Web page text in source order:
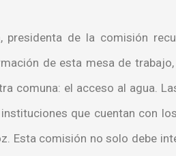
, presidenta de la comisión
de esta mesa de
comuna: el acceso al agua.
que cuentan con
Esta comisión no solo debe